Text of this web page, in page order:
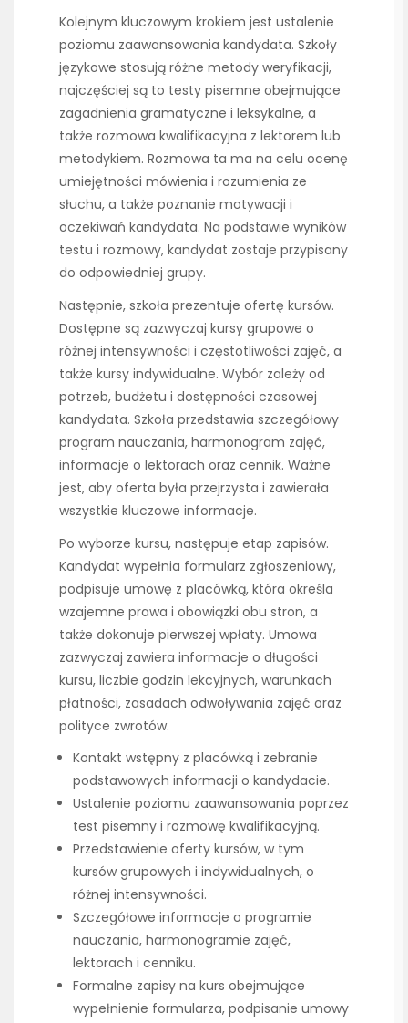
Kolejnym kluczowym krokiem jest ustalenie
poziomu zaawansowania kandydata. Szkoły
językowe stosują różne metody weryfikacji,
najczęściej są to testy pisemne obejmujące
zagadnienia gramatyczne i leksykalne, a
także rozmowa kwalifikacyjna z lektorem lub
metodykiem. Rozmowa ta ma na celu ocenę
umiejętności mówienia i rozumienia ze
słuchu, a także poznanie motywacji i
oczekiwań kandydata. Na podstawie wyników
testu i rozmowy, kandydat zostaje przypisany
do odpowiedniej grupy.
Następnie, szkoła prezentuje ofertę kursów.
Dostępne są zazwyczaj kursy grupowe o
różnej intensywności i częstotliwości zajęć, a
także kursy indywidualne. Wybór zależy od
potrzeb, budżetu i dostępności czasowej
kandydata. Szkoła przedstawia szczegółowy
program nauczania, harmonogram zajęć,
informacje o lektorach oraz cennik. Ważne
jest, aby oferta była przejrzysta i zawierała
wszystkie kluczowe informacje.
Po wyborze kursu, następuje etap zapisów.
Kandydat wypełnia formularz zgłoszeniowy,
podpisuje umowę z placówką, która określa
wzajemne prawa i obowiązki obu stron, a
także dokonuje pierwszej wpłaty. Umowa
zazwyczaj zawiera informacje o długości
kursu, liczbie godzin lekcyjnych, warunkach
płatności, zasadach odwoływania zajęć oraz
polityce zwrotów.
Kontakt wstępny z placówką i zebranie
podstawowych informacji o kandydacie.
Ustalenie poziomu zaawansowania poprzez
test pisemny i rozmowę kwalifikacyjną.
Przedstawienie oferty kursów, w tym
kursów grupowych i indywidualnych, o
różnej intensywności.
Szczegółowe informacje o programie
nauczania, harmonogramie zajęć,
lektorach i cenniku.
Formalne zapisy na kurs obejmujące
wypełnienie formularza, podpisanie umowy